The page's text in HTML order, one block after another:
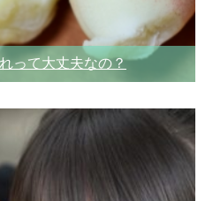
って大丈夫なの？